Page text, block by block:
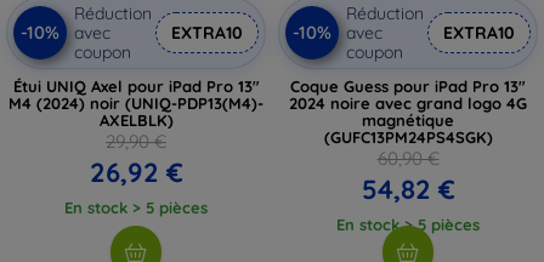
-10%
Réduction
avec
coupon
EXTRA10
Étui UNIQ Axel pour iPad Pro 13"
M4 (2024) noir (UNIQ-PDP13(M4)-
AXELBLK)
29,90 €
26,92 €
En stock > 5 pièces
-10%
Réduction
avec
coupon
EXTRA10
Coque Guess pour iPad Pro 13"
2024 noire avec grand logo 4G
magnétique
(GUFC13PM24PS4SGK)
60,90 €
54,82 €
En stock > 5 pièces